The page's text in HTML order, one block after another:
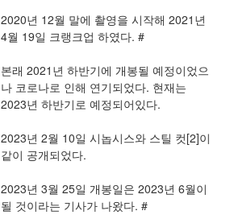
2020년 12월 말에 촬영을 시작해 2021년
4월 19일 크랭크업 하였다. #
본래 2021년 하반기에 개봉될 예정이었으
나 코로나로 인해 연기되었다. 현재는
2023년 하반기로 예정되어있다.
2023년 2월 10일 시놉시스와 스틸 컷[2]이
같이 공개되었다.
2023년 3월 25일 개봉일은 2023년 6월이
될 것이라는 기사가 나왔다. #